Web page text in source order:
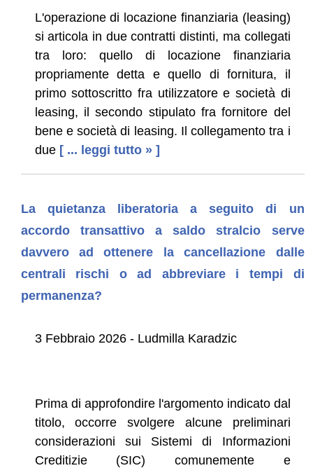
L'operazione di locazione finanziaria (leasing)
si articola in due contratti distinti, ma collegati
tra loro: quello di locazione finanziaria
propriamente detta e quello di fornitura, il
primo sottoscritto fra utilizzatore e società di
leasing, il secondo stipulato fra fornitore del
bene e società di leasing. Il collegamento tra i
due [ ... leggi tutto » ]
La quietanza liberatoria a seguito di un
accordo transattivo a saldo stralcio serve
davvero ad ottenere la cancellazione dalle
centrali rischi o ad abbreviare i tempi di
permanenza?
3 Febbraio 2026 - Ludmilla Karadzic
Prima di approfondire l'argomento indicato dal
titolo, occorre svolgere alcune preliminari
considerazioni sui Sistemi di Informazioni
Creditizie (SIC) comunemente e